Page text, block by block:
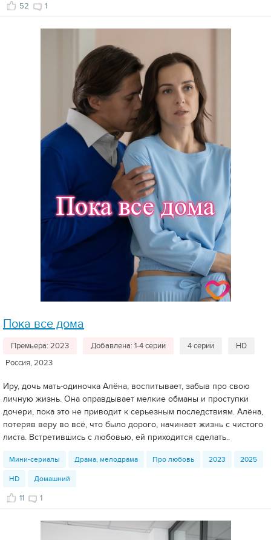
52 1
Пока все дома
Премьера: 2023 Добавлена: 1-4 серии 4 серии
HD
Россия, 2023
Иру, дочь мать-одиночка Алёна, воспитывает, забыв про свою
личную жизнь. Она оправдывает мелкие обманы и проступки
дочери, пока это не приводит к серьезным последствиям. Алёна,
потеряв веру во всё, что было дорого, начинает жизнь с чистого
листа. Встретившись с любовью, ей приходится сделать..
Мини-сериалы Драма, мелодрама Про любовь 2023 2025
HD Домашний
11 1